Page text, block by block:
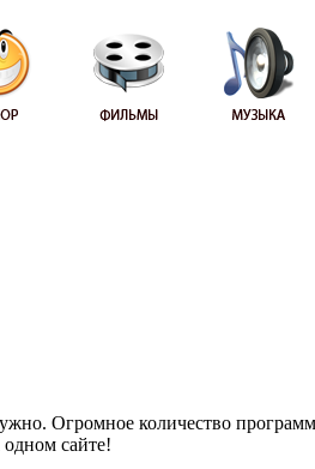
Огромное количество
сайте!